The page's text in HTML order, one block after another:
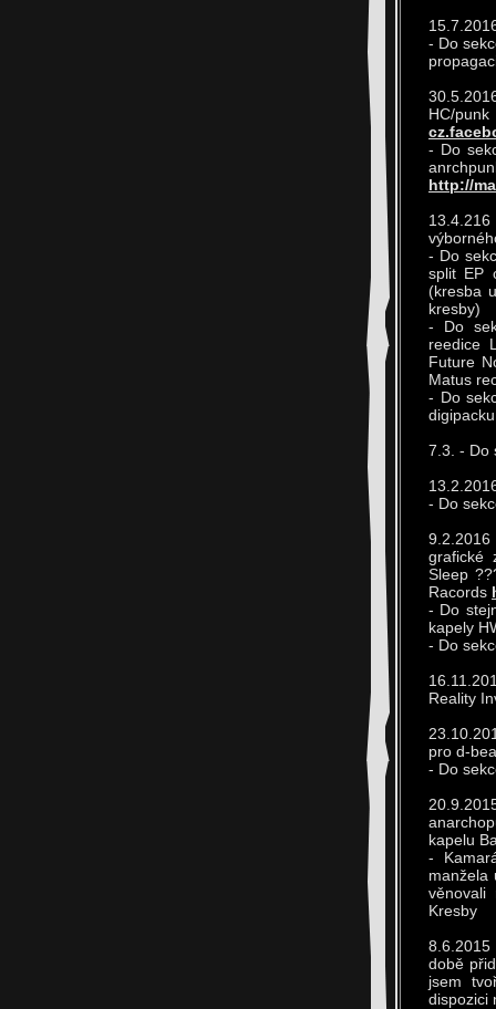
- Do
HC/
- Do
http://
- Do
split EP
(kresba
kresby)
- Do
reedice
Future
Matus
- Do
7.3. - Do
- Do
grafické
Sleep
Racords
- Do
kapely
- Do
Reality
pro d-
- Do
kapelu
-
manžela
věnovali
Kresby
době
jsem
dispozici